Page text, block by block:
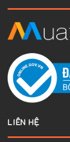
LIÊN HỆ